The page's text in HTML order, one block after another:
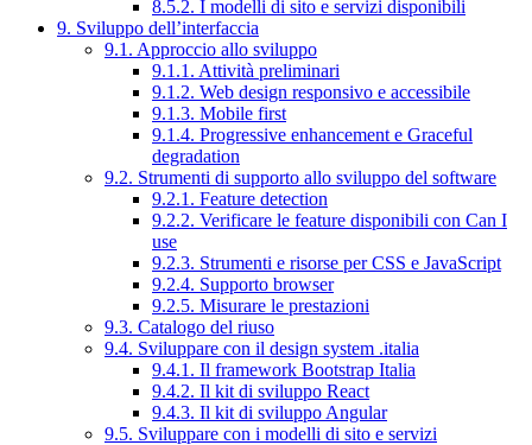
8.5.2. I modelli di sito e servizi disponibili
9. Sviluppo dell’interfaccia
9.1. Approccio allo sviluppo
9.1.1. Attività preliminari
9.1.2. Web design responsivo e accessibile
9.1.3. Mobile first
9.1.4. Progressive enhancement e Graceful
degradation
9.2. Strumenti di supporto allo sviluppo del software
9.2.1. Feature detection
9.2.2. Verificare le feature disponibili con Can I
use
9.2.3. Strumenti e risorse per CSS e JavaScript
9.2.4. Supporto browser
9.2.5. Misurare le prestazioni
9.3. Catalogo del riuso
9.4. Sviluppare con il design system .italia
9.4.1. Il framework Bootstrap Italia
9.4.2. Il kit di sviluppo React
9.4.3. Il kit di sviluppo Angular
9.5. Sviluppare con i modelli di sito e servizi